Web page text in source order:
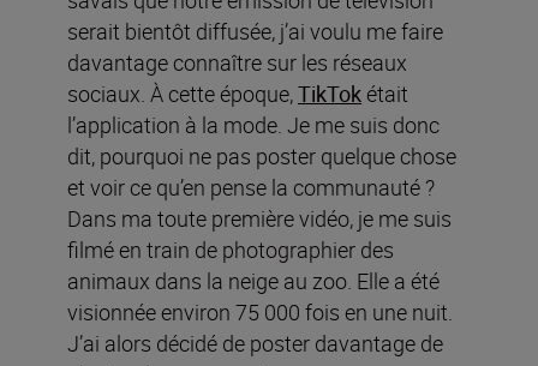
serait bientôt diffusée, j’ai voulu me faire
davantage connaître sur les réseaux
sociaux. À cette époque,TikTok était
l’application à la mode. Je me suis donc
dit, pourquoi ne pas poster quelque chose
et voir ce qu’en pense la communauté ?
Dans ma toute première vidéo, je me suis
filmé en train de photographier des
animaux dans la neige au zoo. Elle a été
visionnée environ 75 000 fois en une nuit.
J’ai alors décidé de poster davantage de